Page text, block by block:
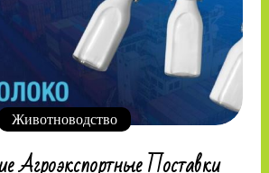
Животноводство
Агроэкспортные Поставки